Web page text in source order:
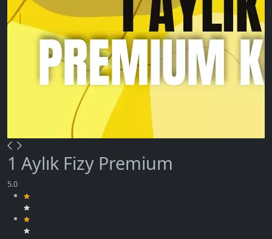
1 Aylık Fizy Premium